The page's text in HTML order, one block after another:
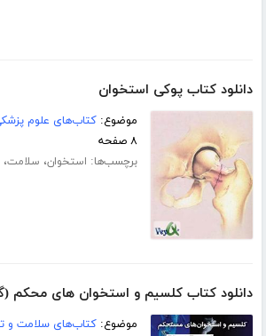
دانلود کتاب پوکی استخوان
موضوع:کتاب‌های علوم
۸ صفحه
برچسب‌ها: استخوان، سلامت،
دانلود کتاب کلسیم و استخوان های محکم
موضوع:کتاب‌های سلامت و